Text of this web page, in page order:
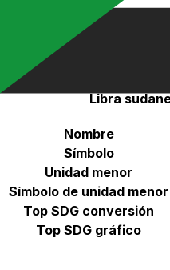
Seleccione una
-Libra sudanesa
Libra
Nombre
Símbolo
Unidad menor
Símbolo de unidad menor
Top SDG conversión
Top SDG gráfico